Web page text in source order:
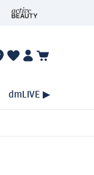
dmLIVE ▶